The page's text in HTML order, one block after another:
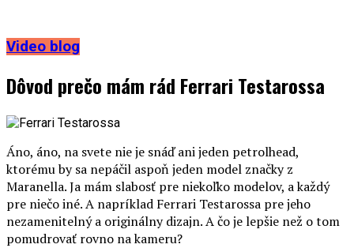
Video blog
Dôvod prečo mám rád Ferrari Testarossa
Áno, áno, na svete nie je snáď ani jeden petrolhead,
ktorému by sa nepáčil aspoň jeden model značky z
Maranella. Ja mám slabosť pre niekoľko modelov, a každý
pre niečo iné. A napríklad Ferrari Testarossa pre jeho
nezamenitelný a originálny dizajn. A čo je lepšie než o tom
pomudrovať rovno na kameru?